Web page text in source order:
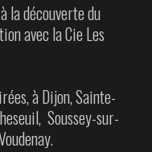
la découverte du
avec la Cie Les
à Dijon, Sainte-
Soussey-sur-